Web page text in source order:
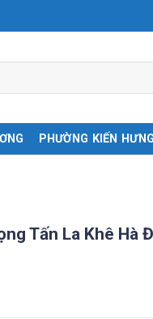
PHƯỜNG KIẾN
Tấn La Khê Hà